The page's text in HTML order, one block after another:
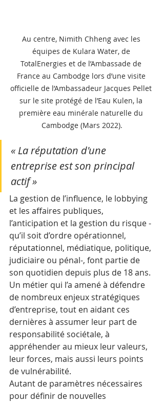
Au centre, Nimith Chheng avec les
équipes de Kulara Water, de
TotalEnergies et de l’Ambassade de
France au Cambodge lors d’une visite
officielle de l’Ambassadeur Jacques Pellet
sur le site protégé de l’Eau Kulen, la
première eau minérale naturelle du
Cambodge (Mars 2022).
« La réputation d'une
entreprise est son principal
actif »
La gestion de l’influence, le lobbying
et les affaires publiques,
l’anticipation et la gestion du risque -
qu’il soit d’ordre opérationnel,
réputationnel, médiatique, politique,
judiciaire ou pénal-, font partie de
son quotidien depuis plus de 18 ans.
Un métier qui l’a amené à défendre
de nombreux enjeux stratégiques
d’entreprise, tout en aidant ces
dernières à assumer leur part de
responsabilité sociétale, à
appréhender au mieux leur valeurs,
leur forces, mais aussi leurs points
de vulnérabilité.
Autant de paramètres nécessaires
pour définir de nouvelles